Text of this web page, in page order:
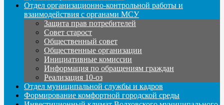
Отдел организационно-контрольной работы и
взаимодействия с органами МСУ
Защита прав потребителей
Совет старост
Общественный совет
Общественные организации
Инициативные комиссии
Информация по обращениям граждан
Реализация 10-оз
Отдел муниципальной службы и кадров
Формирование комфортной городской среды